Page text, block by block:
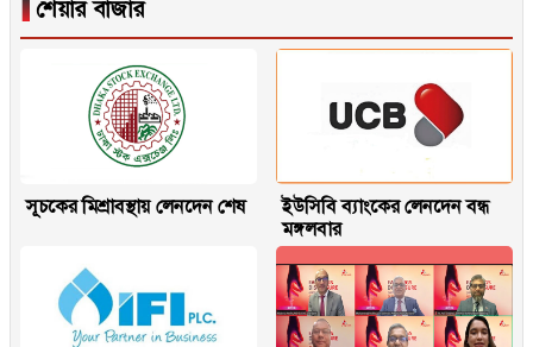
▐ শেয়ার বাজার
সূচকের মিশ্রাবস্থায় লেনদেন শেষ
ইউসিবি ব্যাংকের লেনদেন বন্ধ
মঙ্গলবার